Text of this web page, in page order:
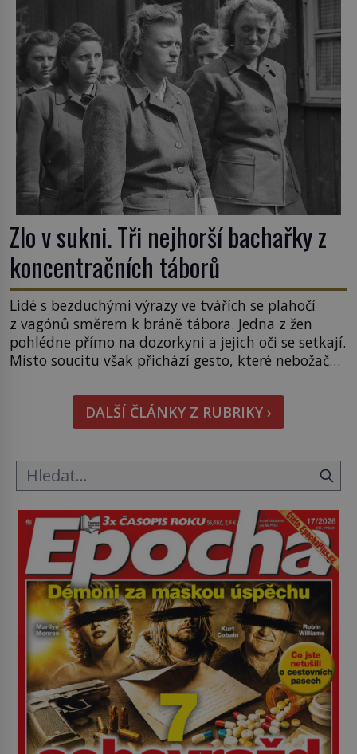
Zlo v sukni. Tři nejhorší bachařky z
koncentračních táborů
Lidé s bezduchými výrazy ve tvářích se plahočí
z vagónů směrem k bráně tábora. Jedna z žen
pohlédne přímo na dozorkyni a jejich oči se setkají.
Místo soucitu však přichází gesto, které nebožačku
Rudolf Höss (1901–1947), Josef Mengele (1911–
1979) či Heinrich Himmler (1900–1945) zná každý,
o koho se historie jen otřela. Jenže […]
DALŠÍ ČLÁNKY Z RUBRIKY ›